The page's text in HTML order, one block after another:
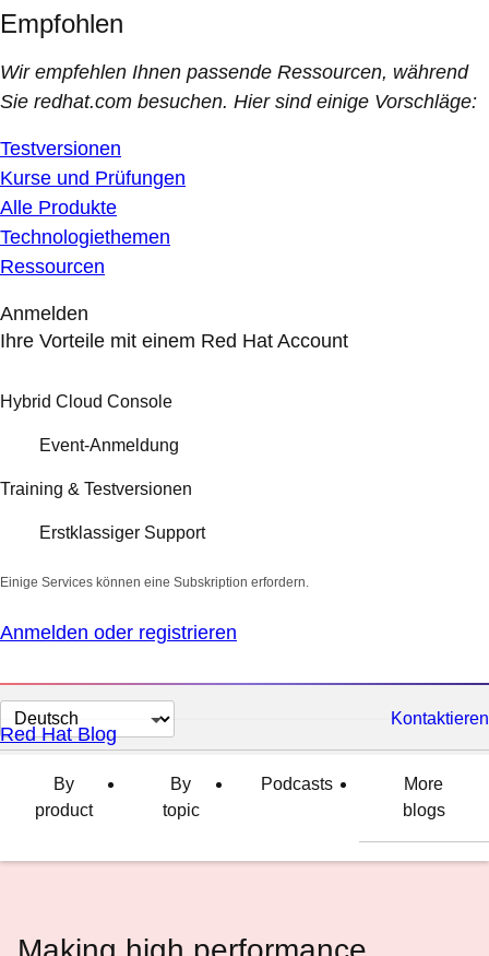
Empfohlen
Wir empfehlen Ihnen passende Ressourcen, während
Sie redhat.com besuchen. Hier sind einige Vorschläge:
Testversionen
Kurse und Prüfungen
Alle Produkte
Technologiethemen
Ressourcen
Anmelden
Ihre Vorteile mit einem Red Hat Account
Hybrid Cloud Console
Event-Anmeldung
Training & Testversionen
Erstklassiger Support
Einige Services können eine Subskription erfordern.
Anmelden oder registrieren
Sprache
auswählen
Kontaktieren
Red Hat Blog
By
product
By
topic
Podcasts
More
blogs